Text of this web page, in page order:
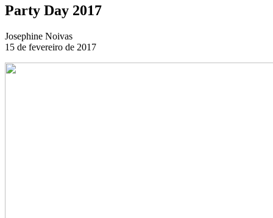
Party Day 2017
Josephine Noivas
15 de fevereiro de 2017